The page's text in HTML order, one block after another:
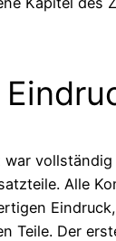
war
Alle
Teile. Der